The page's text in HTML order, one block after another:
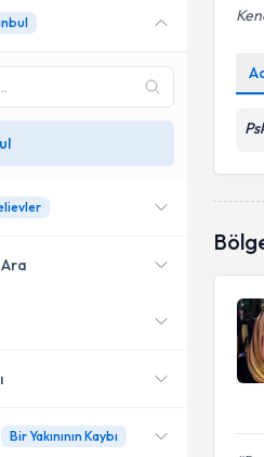
sunan
Ara
uzmanları
Bir Yakınının Kaybı